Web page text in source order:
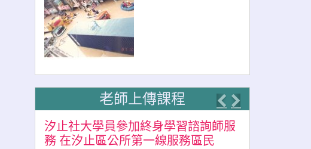
老師上傳課程
Previous
Next
汐止社大學員參加終身學習諮詢師服
務 在汐止區公所第一線服務區民